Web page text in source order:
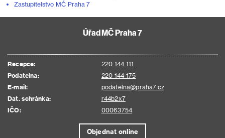
Zastupitelstvo MČ Praha 7
Úřad MČ Praha 7
Recepce:
220 144 111
Podatelna:
220 144 175
E-mail:
podatelna@praha7.cz
Dat. schránka:
r44b2x7
IČO:
00063754
Objednat online